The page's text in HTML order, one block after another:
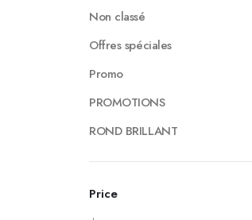
Non classé
Offres spéciales
Promo
PROMOTIONS
ROND BRILLANT
Price